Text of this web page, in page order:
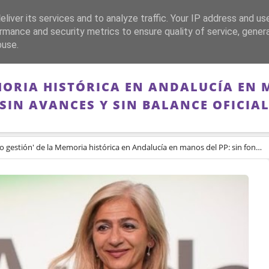
FRANQUISMO GUERRA DE ESPAÑA MEMORIA
HISTÓRICA EN ANDALUCÍA EN
SIN AVANCES Y SIN BALANCE OFICIAL
de la Memoria histórica en Andalucía en manos del PP: sin fondos, sin avances y sin balance oficial
its services and to analyze traffic. Your IP address and
and security metrics to ensure quality of service,